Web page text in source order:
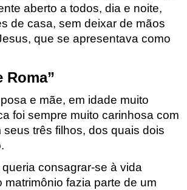
aberto a todos, dia e noite,
de casa, sem deixar de mãos
que se apresentava como
Roma”
e mãe, em idade muito
foi sempre muito carinhosa com
seus três filhos, dos quais dois
consagrar-se à vida
matrimônio fazia parte de um